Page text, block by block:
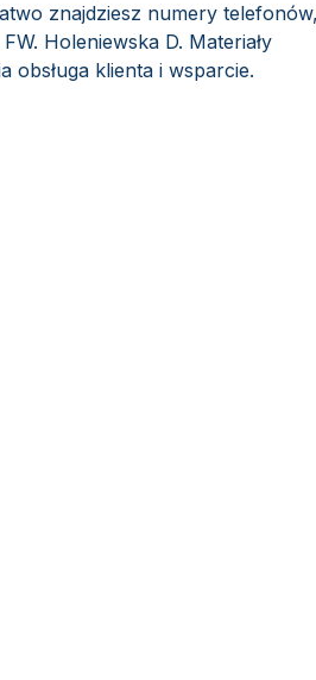
znajdziesz numery telefonów,
Holeniewska D. Materiały
obsługa klienta i wsparcie.